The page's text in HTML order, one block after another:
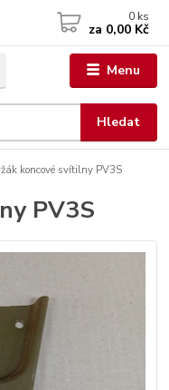
Menu
Hledat
0 ks
za 0,00 Kč
koncové svítilny PV3S
PV3S